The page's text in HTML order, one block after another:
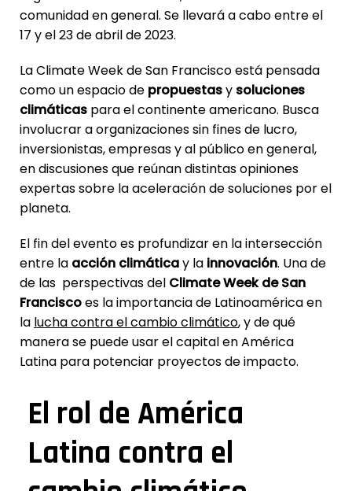
comunidad en general. Se llevará a cabo entre el
17 y el 23 de abril de 2023.
La Climate Week de San Francisco está pensada
como un espacio de propuestasy soluciones
climáticas para el continente americano. Busca
involucrar a organizaciones sin fines de lucro,
inversionistas, empresas y al público en general,
en discusiones que reúnan distintas opiniones
expertas sobre la aceleración de soluciones por el
planeta.
El fin del evento es profundizar en la intersección
entre la acción climáticay la innovación. Una de
de las perspectivas del Climate Week de San
Franciscoes la importancia de Latinoamérica en
la lucha contra el cambio climático, y de qué
manera se puede usar el capital en América
Latina para potenciar proyectos de impacto.
El rol de América
Latina contra el